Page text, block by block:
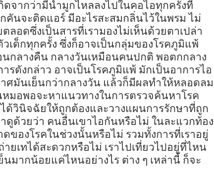
ดจากว่ามีน้ำมูกไหลลงไปในคอไอทุกครั้งที่
คันจะติดแอร์ มีอะไรสะสมกลิ่นไว้ในพรม ไม่
อดซึ่งเป็นสารที่เรามองไม่เห็นด้วยตาเปล่า
เด็กทุกครั้ง ซึ่งก็อาจเป็นกลุ่มของโรคภูมิแพ้
กลางคืน กลางวันเหมือนคนปกติ พอตกกลาง
รดังกล่าว อาจเป็นโรคภูมิแพ้ มักเป็นอาการไอ
ศมันเย็นกว่ากลางวัน แล้วก็มีผลทำให้หลอดลม
อพอจะหาแนวทางในการตรวจค้นหาโรค
ด้วินิจฉัยให้ถูกต้องและวางแผนการรักษาที่ถูก
ดูด้วยว่า คนอื่นเขาไอกันหรือไม่ ในละแวกท้อง
ของโรคในช่วงนั้นหรือไม่ รวมทั้งการที่เราอยู่
ยเทได้สะดวกหรือไม่ เราไปเที่ยวไปอยู่ที่ไหน
มากน้อยแค่ไหนอย่างไร ต่าง ๆ เหล่านี้ ก็จะ